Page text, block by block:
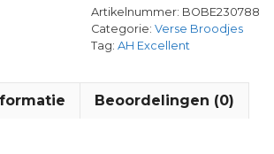
Artikelnummer: BOBE230788
Categorie: Verse Broodjes
Tag: AH Excellent
Beoordelingen (0)